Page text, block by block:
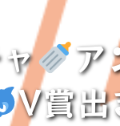
ア
V賞